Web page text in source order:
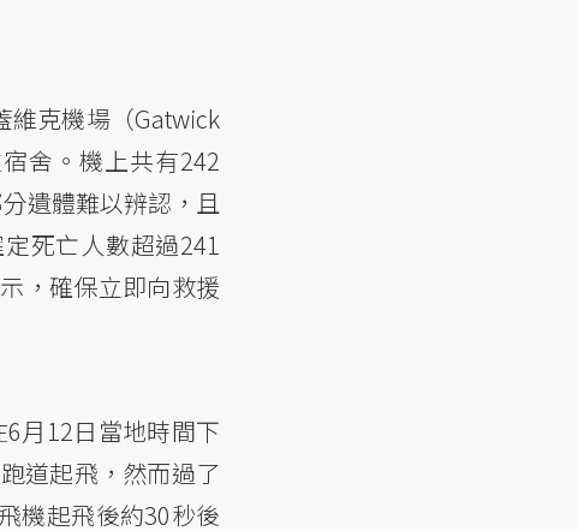
維克機場（Gatwick
舍。機上共有242
遺體難以辨認，且
死亡人數超過241
，確保立即向救援
月12日當地時間下
道起飛，然而過了
機起飛後約30秒後